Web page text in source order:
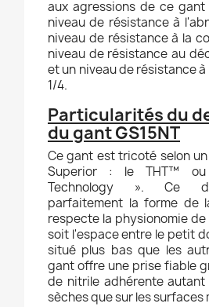
aux agressions de ce gant
niveau de résistance à
niveau de résistance à la
niveau de résistance au
et un niveau de résistance
1/4.
Particularités du
du gant GS15NT
Ce gant est tricoté selon
Superior : le THT™
Technology ». Ce
parfaitement la forme de
respecte la physionomie de
soit l'espace entre le petit
situé plus bas que les
gant offre une prise fiable
de nitrile adhérente
sèches que sur les surfaces